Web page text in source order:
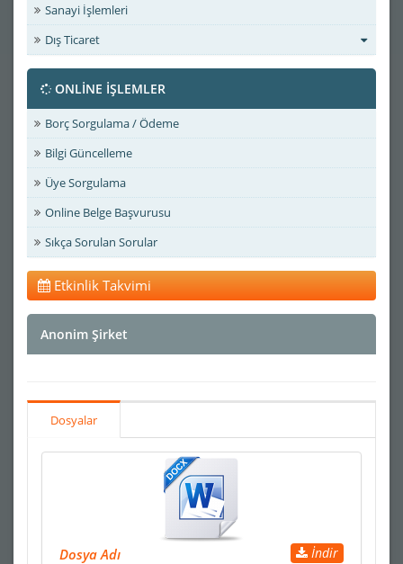
Sanayi İşlemleri
Dış Ticaret
ONLİNE İŞLEMLER
Borç Sorgulama / Ödeme
Bilgi Güncelleme
Üye Sorgulama
Online Belge Başvurusu
Sıkça Sorulan Sorular
Etkinlik Takvimi
Anonim Şirket
Dosyalar
Dosya Adı İndir